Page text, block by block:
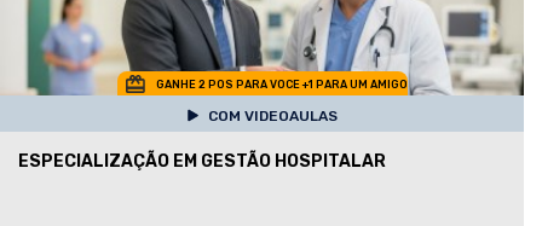
GANHE 2 POS PARA VOCE +1 PARA UM AMIGO
COM VIDEOAULAS
ESPECIALIZAÇÃO EM GESTÃO HOSPITALAR